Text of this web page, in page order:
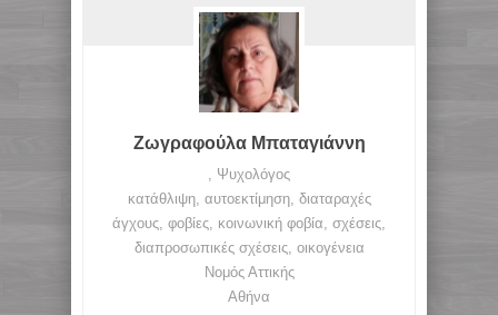
Ζωγραφούλα Μπαταγιάννη
, Ψυχολόγος
κατάθλιψη, αυτοεκτίμηση, διαταραχές
άγχους, φοβίες, κοινωνική φοβία, σχέσεις,
διαπροσωπικές σχέσεις, οικογένεια
Νομός Αττικής
Αθήνα